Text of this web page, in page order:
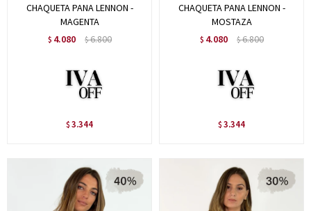
CHAQUETA PANA LENNON -
MAGENTA
$ 4.080 $6.800
$ 3.344
CHAQUETA PANA LENNON -
MOSTAZA
$ 4.080 $6.800
$ 3.344